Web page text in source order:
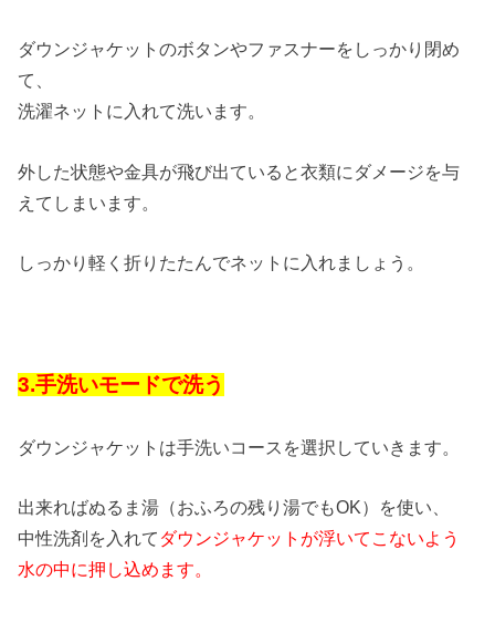
ダウンジャケットのボタンやファスナーをしっかり閉め
て、
洗濯ネットに入れて洗います。
外した状態や金具が飛び出ていると衣類にダメージを与
えてしまいます。
しっかり軽く折りたたんでネットに入れましょう。
3.手洗いモードで洗う
ダウンジャケットは手洗いコースを選択していきます。
出来ればぬるま湯（おふろの残り湯でもOK）を使い、
中性洗剤を入れて ダウンジャケットが浮いてこないよう
水の中に押し込めます。